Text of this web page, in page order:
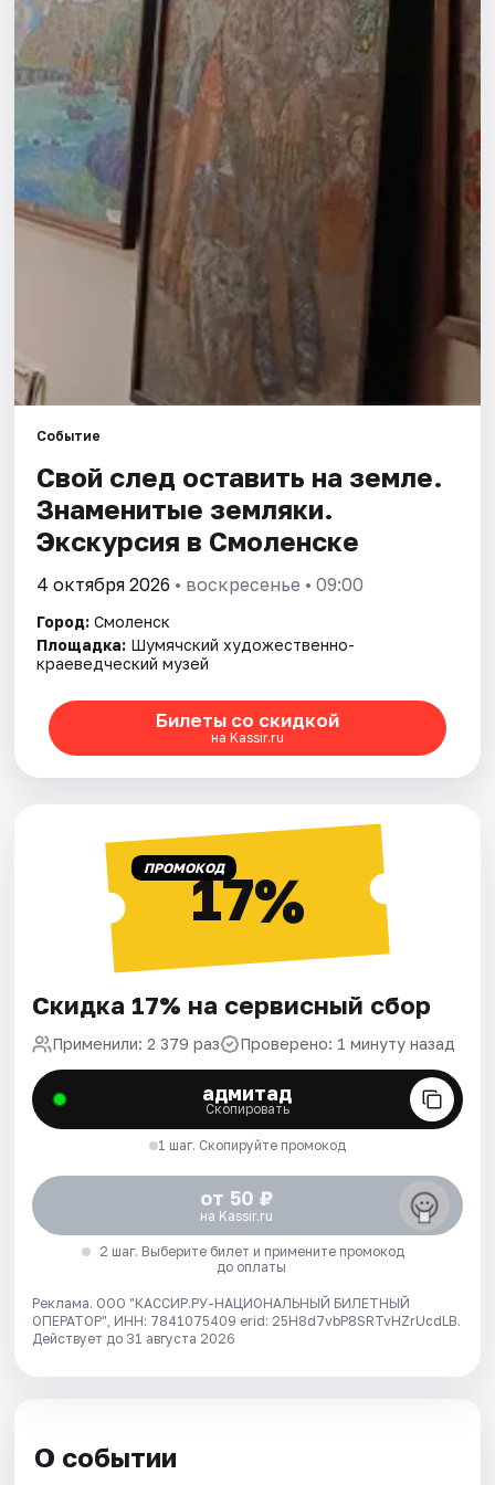
Города
Площадки
Артисты
Рейтинги
Событие
Свой след оставить на земле.
Знаменитые земляки.
Экскурсия в Смоленске
4 октября 2026 • воскресенье • 09:00
Город: Смоленск
Площадка: Шумячский художественно-
краеведческий музей
Билеты со скидкой
на Kassir.ru
ПРОМОКОД17%
Скидка 17% на сервисный сбор
Применили: 2 379 раз Проверено: 1 минуту назад
адмитад
Скопировать
1 шаг. Скопируйте промокод
от 50 ₽
на Kassir.ru
2 шаг. Выберите билет и примените промокод
до оплаты
Реклама. ООО "КАССИР.РУ-НАЦИОНАЛЬНЫЙ БИЛЕТНЫЙ
ОПЕРАТОР", ИНН: 7841075409 erid: 25H8d7vbP8SRTvHZrUcdLB.
Действует до 31 августа 2026
О событии